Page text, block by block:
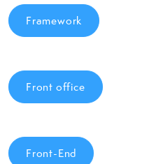
Framework
Front office
Front-End